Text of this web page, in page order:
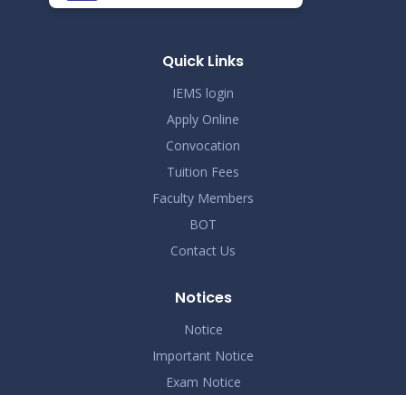
Quick Links
IEMS login
Apply Online
Convocation
Tuition Fees
Faculty Members
BOT
Contact Us
Notices
Notice
Important Notice
Exam Notice